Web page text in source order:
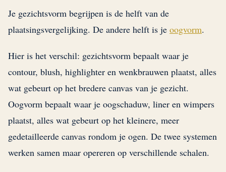
Je gezichtsvorm begrijpen is de helft van de
plaatsingsvergelijking. De andere helft is je oogvorm.
Hier is het verschil: gezichtsvorm bepaalt waar je
contour, blush, highlighter en wenkbrauwen plaatst, alles
wat gebeurt op het bredere canvas van je gezicht.
Oogvorm bepaalt waar je oogschaduw, liner en wimpers
plaatst, alles wat gebeurt op het kleinere, meer
gedetailleerde canvas rondom je ogen. De twee systemen
werken samen maar opereren op verschillende schalen.